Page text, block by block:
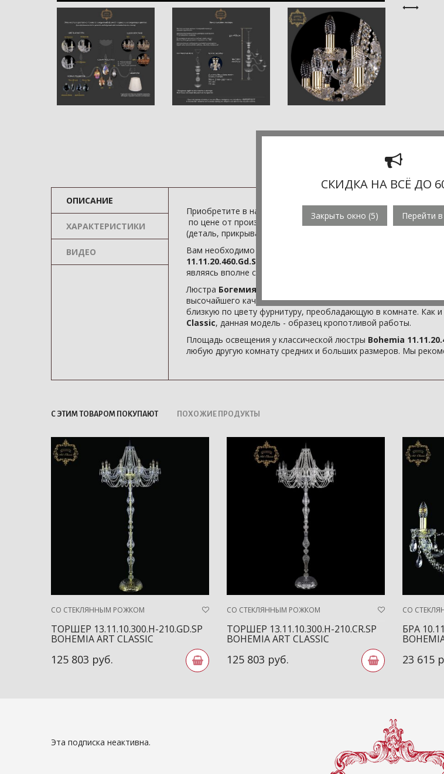
ОПИСАНИЕ
ХАРАКТЕРИСТИКИ
ВИДЕО
Приобретите в нашем интернет-магазине
хрустальную
по цене от производителя -
190 171 руб.В комплекте с
(деталь, прикрывающая крепление к потолку), цепь (12 см), и
Вам необходимо стильное световое решение для дома?
11.11.20.460.Gd.Sp
станет для Вас отличным вариантом! Эта
являясь вполне самодостаточным источником света.
Люстра Богемия 11.11.20.460.Gd.Sp
создается нашими
высочайшего качества иСтекло. Учитывая, что
близкую по цвету фурнитуру, преобладающую в комнате. Как и
Classic, данная модель - образец кропотливой работы.
Площадь освещения у классической люстры Bohemia
любую другую комнату средних и больших размеров. Мы
С ЭТИМ ТОВАРОМ ПОКУПАЮТ ПОХОЖИЕ ПРОДУКТЫ
СО СТЕКЛЯННЫМ РОЖКОМ
ТОРШЕР 13.11.10.300.H-210.GD.SP
BOHEMIA ART CLASSIC
125 803 руб.
СО СТЕКЛЯННЫМ РОЖКОМ
ТОРШЕР 13.11.10.300.H-210.CR.SP
BOHEMIA ART CLASSIC
125 803 руб.
СО
БРА
23 615
Эта подписка неактивна.
СКИДКА НА ВСЁ ДО
Закрыть окно (5) Перейти